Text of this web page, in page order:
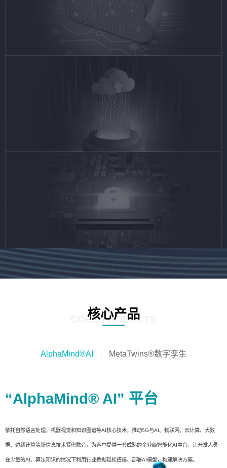
核心产品
CORE PRODUCTS
AlphaMind®AI MetaTwins®数字孪生
“AlphaMind® AI” 平台
依托自然语言处理，机器视觉和知识图谱等AI核心技术，推动5G与AI、物联网、云计算、大数
据、边缘计算等新信息技术紧密融合，为客户提供一套成熟的企业级智能化AI中台，让开发人员
在少量的AI、算法知识的情况下利用行业数据轻松搭建、部署AI模型，构建解决方案。